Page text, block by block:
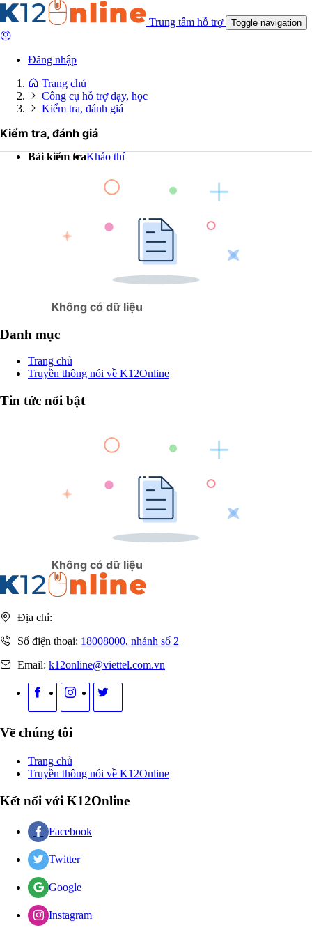
Trung tâm hỗ trợ Toggle navigation
Đăng nhập
Trang chủ
Công cụ hỗ trợ dạy, học
Kiểm tra, đánh giá
Kiểm tra, đánh giá
Bài kiểm traKhảo thí
Không có dữ liệu
Danh mục
Trang chủ
Truyền thông nói về K12Online
Tin tức nổi bật
Không có dữ liệu
Địa chỉ:
Số điện thoại: 18008000, nhánh số 2
Email: k12online@viettel.com.vn
Về chúng tôi
Trang chủ
Truyền thông nói về K12Online
Kết nối với K12Online
Facebook
Twitter
Google
Instagram